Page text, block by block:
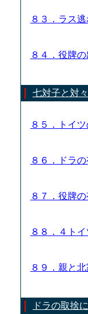
８３．ラス
８４．役牌
七対子と対
８５．トイ
８６．ドラ
８７．役牌
８８．４ト
８９．親と
ドラの取捨